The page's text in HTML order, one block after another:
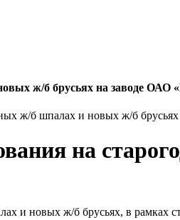
ж/б брусьях на заводе ОАО
ж/б шпалах и новых ж/б
на
и новых ж/б брусьях, в